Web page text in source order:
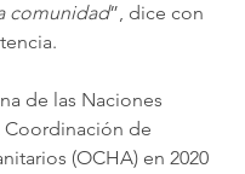
comunidad”, dice con
de las Naciones
Coordinación de
(OCHA) en 2020